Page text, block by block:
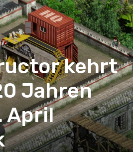
kehrt
Jahren
April